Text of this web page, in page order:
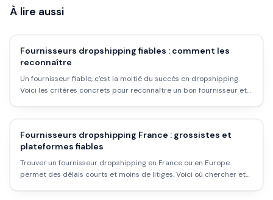
À lire aussi
Fournisseurs dropshipping fiables : comment les
reconnaître
Un fournisseur fiable, c'est la moitié du succès en dropshipping.
Voici les critères concrets pour reconnaître un bon fournisseur et
Fournisseurs dropshipping France : grossistes et
plateformes fiables
Trouver un fournisseur dropshipping en France ou en Europe
permet des délais courts et moins de litiges. Voici où chercher et